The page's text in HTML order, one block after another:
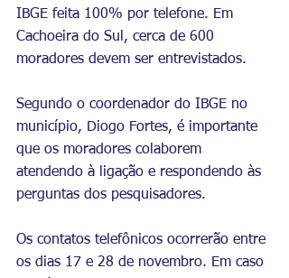
IBGE feita 100% por telefone. Em
Cachoeira do Sul, cerca de 600
moradores devem ser entrevistados.
Segundo o coordenador do IBGE no
município, Diogo Fortes, é importante
que os moradores colaborem
atendendo à ligação e respondendo às
perguntas dos pesquisadores.
Os contatos telefônicos ocorrerão entre
os dias 17 e 28 de novembro. Em caso